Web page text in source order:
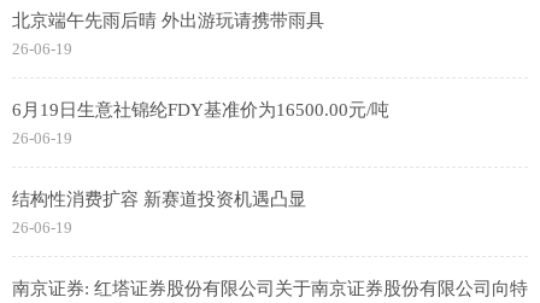
北京端午先雨后晴 外出游玩请携带雨具
26-06-19
6月19日生意社锦纶FDY基准价为16500.00元/吨
26-06-19
结构性消费扩容 新赛道投资机遇凸显
26-06-19
南京证券: 红塔证券股份有限公司关于南京证券股份有限公司向特